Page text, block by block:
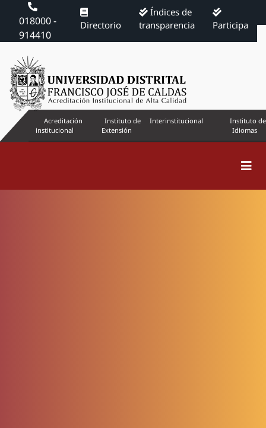
018000 -
914410
Directorio
Índices de
transparencia
Participa
Acreditación
institucional
Instituto de
Extensión
Interinstitucional
Instituto de
Idiomas